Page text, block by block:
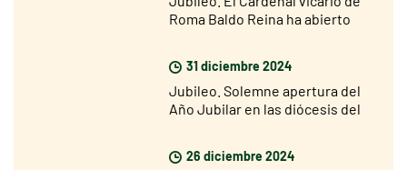
Roma Baldo Reina ha abierto
31 diciembre 2024
Jubileo. Solemne apertura del
Año Jubilar en las diócesis del
26 diciembre 2024